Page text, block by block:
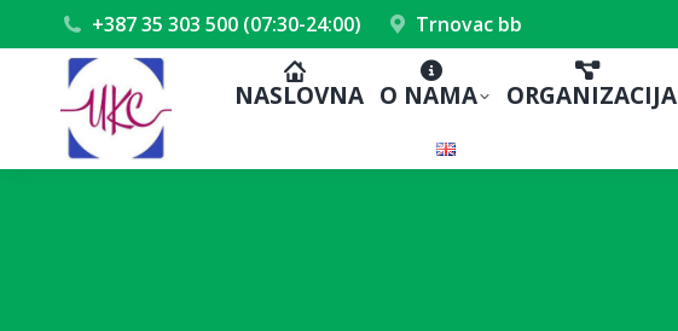
+387 35 303 500 (07:30-24:00) Trnovac bb
NASLOVNA O NAMA ORGANIZACIJA